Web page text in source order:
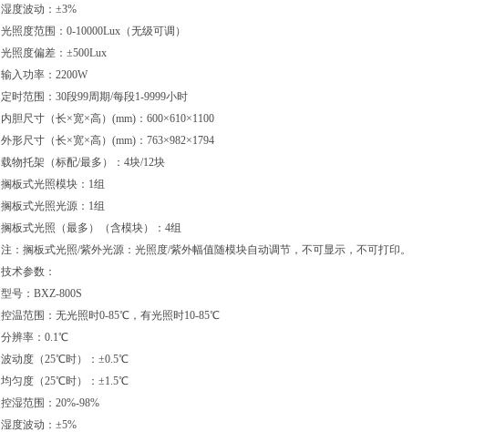
湿度波动：±3%
光照度范围：0-10000Lux（无级可调）
光照度偏差：±500Lux
输入功率：2200W
定时范围：30段99周期/每段1-9999小时
内胆尺寸（长×宽×高）(mm)：600×610×1100
外形尺寸（长×宽×高）(mm)：763×982×1794
载物托架（标配/最多）：4块/12块
搁板式光照模块：1组
搁板式光照光源：1组
搁板式光照（最多）（含模块）：4组
注：搁板式光照/紫外光源：光照度/紫外幅值随模块自动调节，不可显示，不可打印。
技术参数：
型号：BXZ-800S
控温范围：无光照时0-85℃，有光照时10-85℃
分辨率：0.1℃
波动度（25℃时）：±0.5℃
均匀度（25℃时）：±1.5℃
控湿范围：20%-98%
湿度波动：±5%